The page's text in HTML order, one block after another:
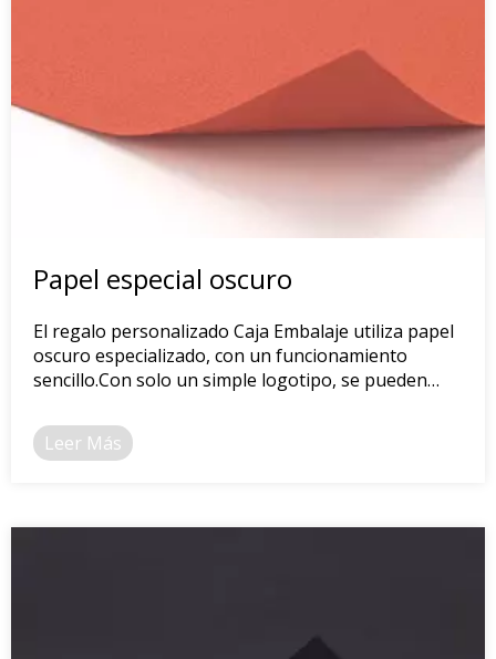
Papel especial oscuro
El regalo personalizado Caja Embalaje utiliza papel
oscuro especializado, con un funcionamiento
sencillo.Con solo un simple logotipo, se pueden
Leer Más